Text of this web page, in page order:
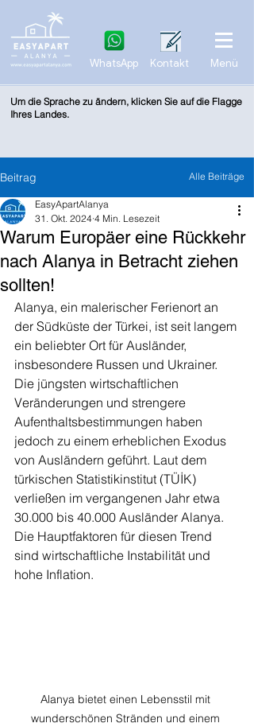
WhatsApp Kontakt Menü
Um die Sprache zu ändern, klicken Sie auf die Flagge
Ihres Landes.
Beitrag
Warum Europäer eine Rückkehr
nach Alanya in Betracht ziehen
sollten!
EasyApartAlanya
31. Okt. 2024 4 Min. Lesezeit
Alanya, ein malerischer Ferienort an
der Südküste der Türkei, ist seit langem
ein beliebter Ort für Ausländer,
insbesondere Russen und Ukrainer.
Die jüngsten wirtschaftlichen
Veränderungen und strengere
Aufenthaltsbestimmungen haben
jedoch zu einem erheblichen Exodus
von Ausländern geführt. Laut dem
türkischen Statistikinstitut (TÜİK)
verließen im vergangenen Jahr etwa
30.000 bis 40.000 Ausländer Alanya.
Die Hauptfaktoren für diesen Trend
sind wirtschaftliche Instabilität und
hohe Inflation.
Alanya bietet einen Lebensstil mit
wunderschönen Stränden und einem
Alle Beiträge